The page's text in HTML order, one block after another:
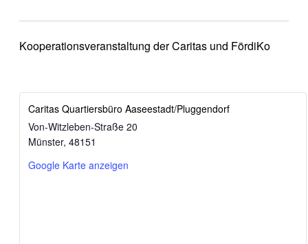
Kooperationsveranstaltung der Caritas und FördiKo
Caritas Quartiersbüro Aaseestadt/Pluggendorf
Von-Witzleben-Straße 20
Münster, 48151
Google Karte anzeigen